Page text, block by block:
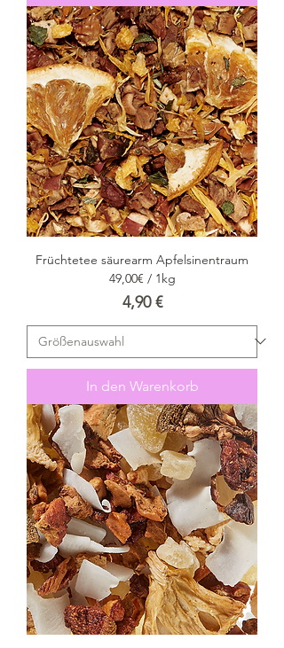
Früchtetee säurearm Apfelsinentraum
49,00€ / 1kg
Preis
4,90 €
In den Warenkorb